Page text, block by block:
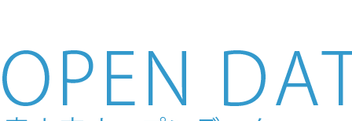
Skip to main content